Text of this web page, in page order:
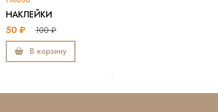
НАКЛЕЙКИ
50 ₽
100 ₽
В корзину